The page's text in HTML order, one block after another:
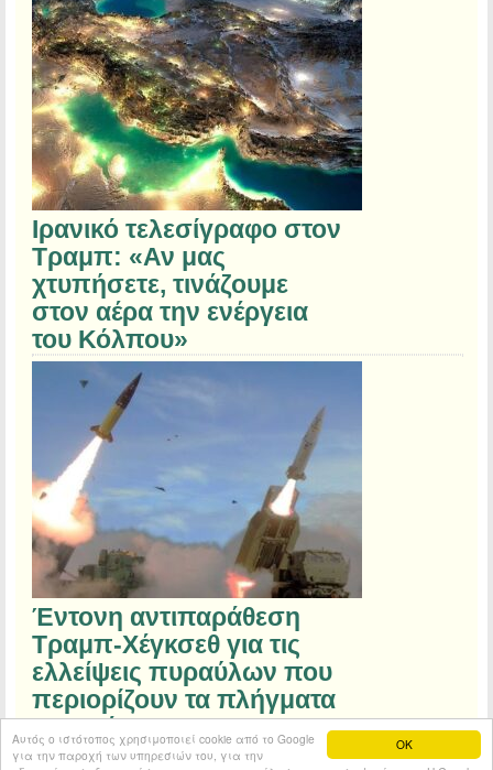
OK
Αυτός ο ιστότοπος χρησιμοποιεί cookie από το Google
για την παροχή των υπηρεσιών του, για την
Ιρανικό τελεσίγραφο στον
Τραμπ: «Αν μας
χτυπήσετε, τινάζουμε
στον αέρα την ενέργεια
του Κόλπου»
Έντονη αντιπαράθεση
Τραμπ-Χέγκσεθ για τις
ελλείψεις πυραύλων που
περιορίζουν τα πλήγματα
στο Ιράν